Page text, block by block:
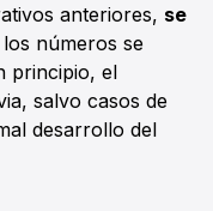
anteriores, se
números se
principio, el
salvo casos de
desarrollo del